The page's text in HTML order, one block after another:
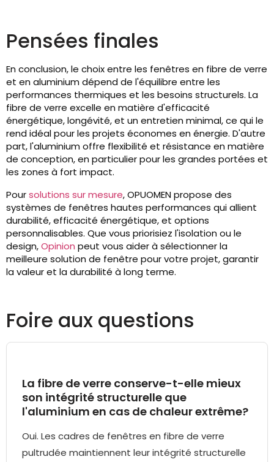
Pensées finales
En conclusion, le choix entre les fenêtres en fibre de verre
et en aluminium dépend de l'équilibre entre les
performances thermiques et les besoins structurels. La
fibre de verre excelle en matière d'efficacité
énergétique, longévité, et un entretien minimal, ce qui le
rend idéal pour les projets économes en énergie. D'autre
part, l'aluminium offre flexibilité et résistance en matière
de conception, en particulier pour les grandes portées et
les zones à fort impact.
Poursolutions sur mesure, OPUOMEN propose des
systèmes de fenêtres hautes performances qui allient
durabilité, efficacité énergétique, et options
personnalisables. Que vous priorisiez l'isolation ou le
design,Opinion peut vous aider à sélectionner la
meilleure solution de fenêtre pour votre projet, garantir
la valeur et la durabilité à long terme.
Foire aux questions
La fibre de verre conserve-t-elle mieux
son intégrité structurelle que
l'aluminium en cas de chaleur extrême?
Oui. Les cadres de fenêtres en fibre de verre
pultrudée maintiennent leur intégrité structurelle